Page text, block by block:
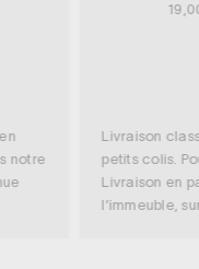
notre
Livraison
petits colis.
Livraison en
l’immeuble,